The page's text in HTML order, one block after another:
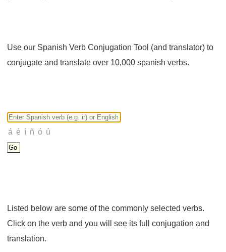
Use our Spanish Verb Conjugation Tool (and translator) to
conjugate and translate over 10,000 spanish verbs.
Listed below are some of the commonly selected verbs.
Click on the verb and you will see its full conjugation and
translation.